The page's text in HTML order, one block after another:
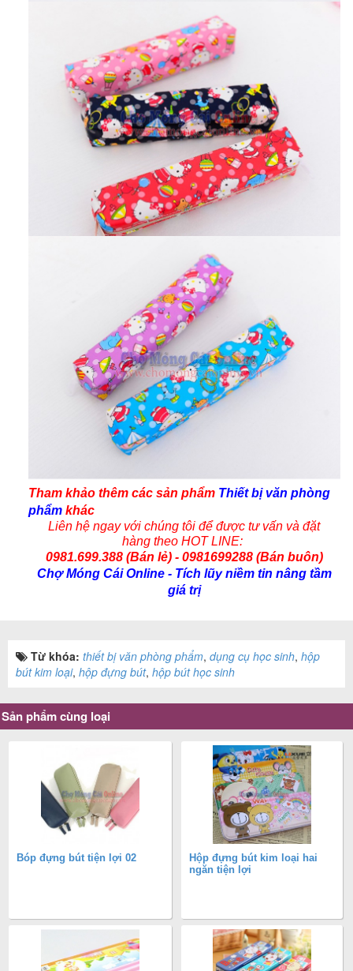
Tham khảo thêm các sản phẩm Thiết bị văn phòng
phẩm khác
Liên hệ ngay với chúng tôi để được tư vấn vàđặt
hàng theo HOT LINE:
0981.699.388 (Bán lẻ) - 0981699288 (Bán buôn)
Chợ Móng Cái Online- Tích lũy niềm tin nâng tầm
giá trị
Từ khóa: thiết bị văn phòng phẩm, dụng cụ học sinh, hộp
bút kim loại, hộp đựng bút, hộp bút học sinh
Sản phẩm cùng loại
Bóp đựng bút tiện lợi 02
Hộp đựng bút kim loại hai
ngăn tiện lợi